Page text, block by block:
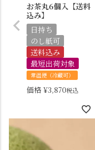
お茶丸6個入【送料
込み】
日持ち
のし紙可
送料込み
最短出荷対象
常温便（冷蔵可）
価格¥3,870税込